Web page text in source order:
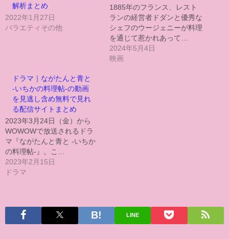
解析まとめ
2022年1月27日
バラエティその他
1885年のフランス、レスト
ランの経営者ドダンと優秀な
シェフのウージェニーが料理
を通じて惹かれあって…
2024年5月4日
映画
ドラマ｜ながたんと青と
-いちかの料理帖-の動画
を見逃し含め無料で見れ
る配信サイトまとめ
2023年3月24日（金）から
WOWOWで放送されるドラ
マ『ながたんと青と -いちか
の料理帖-』。こ…
2023年2月15日
ドラマ
LINE